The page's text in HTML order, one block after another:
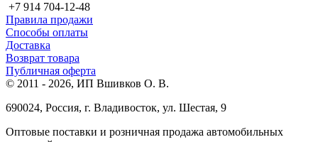
+7 914 704-12-48
Правила продажи
Способы оплаты
Доставка
Возврат товара
Публичная оферта
© 2011 - 2026, ИП Вшивков О. В.
690024, Россия, г. Владивосток, ул. Шестая, 9
Оптовые поставки и розничная продажа автомобильных